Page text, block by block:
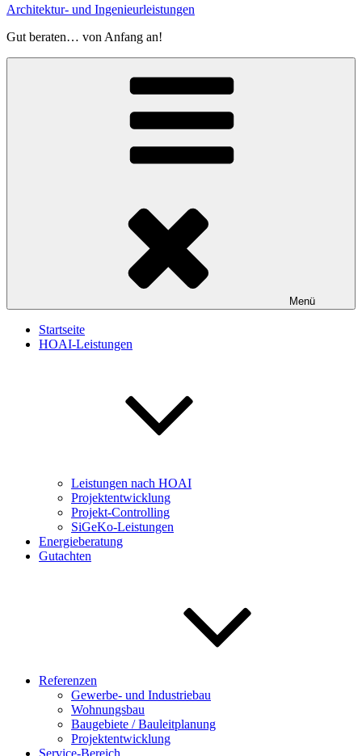
Architektur- und Ingenieurleistungen
Gut beraten… von Anfang an!
Menü
Startseite
HOAI-Leistungen
Leistungen nach HOAI
Projektentwicklung
Projekt-Controlling
SiGeKo-Leistungen
Energieberatung
Gutachten
Referenzen
Gewerbe- und Industriebau
Wohnungsbau
Baugebiete / Bauleitplanung
Projektentwicklung
Service-Bereich